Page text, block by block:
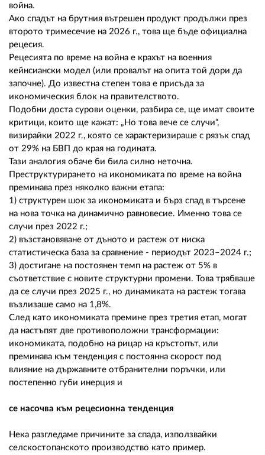
война.
Ако спадът на брутния вътрешен продукт продължи през
второто тримесечие на 2026 г., това ще бъде официална
рецесия.
Рецесията по време на война е крахът на военния
кейнсиански модел (или провалът на опита той дори да
започне). До известна степен това е присъда за
икономическия блок на правителството.
Подобни доста сурови оценки, разбира се, ще имат своите
критици, които ще кажат: „Но това вече се случи“,
визирайки 2022 г., която се характеризираше с рязък спад
от 29% на БВП до края на годината.
Тази аналогия обаче би била силно неточна.
Преструктурирането на икономиката по време на война
преминава през няколко важни етапа:
1) структурен шок за икономиката и бърз спад в търсене
на нова точка на динамично равновесие. Именно това се
случи през 2022 г.;
2) възстановяване от дъното и растеж от ниска
статистическа база за сравнение - периодът 2023–2024 г.;
3) достигане на постоянен темп на растеж от 5% в
съответствие с новите структурни промени. Това трябваше
да се случи през 2025 г., но динамиката на растеж тогава
възлизаше само на 1,8%.
След като икономиката премине през третия етап, могат
да настъпят две противоположни трансформации:
икономиката, подобно на рицар на кръстопът, или
преминава към тенденция с постоянна скорост под
влияние на държавните отбранителни поръчки, или
постепенно губи инерция и
се насочва към рецесионна тенденция
Нека разгледаме причините за спада, използвайки
селскостопанското производство като пример.